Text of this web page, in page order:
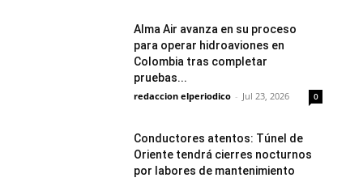
Alma Air avanza en su proceso
para operar hidroaviones en
Colombia tras completar
pruebas...
redaccion elperiodico - Jul 23, 2026 0
Conductores atentos: Túnel de
Oriente tendrá cierres nocturnos
por labores de mantenimiento